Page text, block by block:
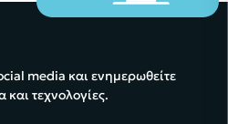
media και ενημερωθείτε
και τεχνολογίες.